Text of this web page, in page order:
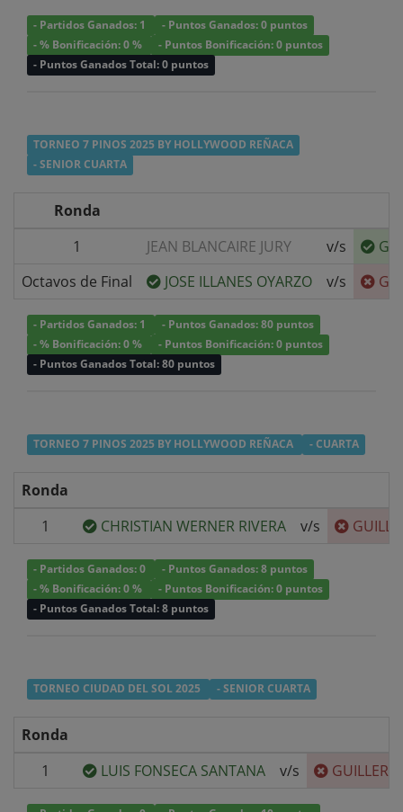
- Partidos Ganados: 1
- Puntos Ganados: 0 puntos
- % Bonificación: 0 %
- Puntos Bonificación: 0 puntos
- Puntos Ganados Total: 0 puntos
TORNEO 7 PINOS 2025 BY HOLLYWOOD REÑACA
- SENIOR CUARTA
Ronda
1
JEAN BLANCAIRE JURY v/s
Octavos de Final
JOSE ILLANES OYARZO v/s
- Partidos Ganados: 1
- Puntos Ganados: 80 puntos
- % Bonificación: 0 %
- Puntos Bonificación: 0 puntos
- Puntos Ganados Total: 80 puntos
TORNEO 7 PINOS 2025 BY HOLLYWOOD REÑACA - CUARTA
Ronda
1
CHRISTIAN WERNER RIVERA v/s
- Partidos Ganados: 0
- Puntos Ganados: 8 puntos
- % Bonificación: 0 %
- Puntos Bonificación: 0 puntos
- Puntos Ganados Total: 8 puntos
TORNEO CIUDAD DEL SOL 2025 - SENIOR CUARTA
Ronda
1
LUIS FONSECA SANTANA v/s